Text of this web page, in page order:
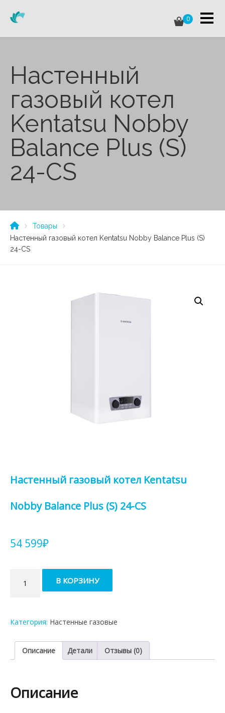
0
Настенный
газовый котел
Kentatsu Nobby
Balance Plus (S)
24-CS
Товары
Настенный газовый котел Kentatsu Nobby Balance Plus (S)
24-CS
Настенный газовый котел Kentatsu
Nobby Balance Plus (S) 24-CS
54 599₽
товара
Настенный
Kentatsu
Balance
Plus
CS
В КОРЗИНУ
Категория: Настенные газовые
Описание Детали Отзывы (0)
Описание